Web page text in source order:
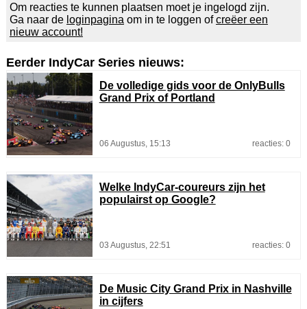
Om reacties te kunnen plaatsen moet je ingelogd zijn.
Ga naar de loginpagina om in te loggen ofcreëer een
nieuw account!
Eerder IndyCar Series nieuws:
De volledige gids voor de OnlyBulls
Grand Prix of Portland
06 Augustus, 15:13 reacties: 0
Welke IndyCar-coureurs zijn het
populairst op Google?
03 Augustus, 22:51 reacties: 0
De Music City Grand Prix in Nashville
in cijfers